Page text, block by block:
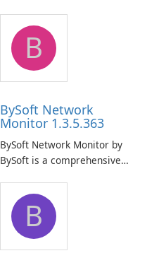
application that allows users
to easily browse and manage
shared folders on their
network.
B
BySoft Network
Monitor 1.3.5.363
BySoft Network Monitor by
BySoft is a comprehensive
designed to help businesses
effectively manage their
network infrastructure.
B